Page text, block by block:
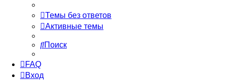
Темы без ответов
Активные темы
Поиск
FAQ
Вход